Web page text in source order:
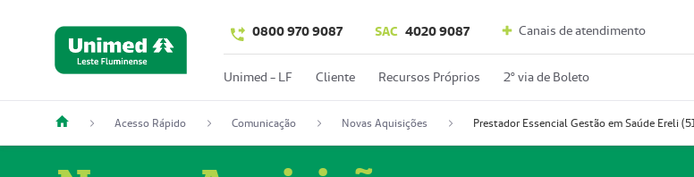
0800 970 9087 SAC 4020 9087 Canais de atendimento
Unimed - LF Cliente Recursos Próprios 2º via de Boleto
Acesso Rápido Comunicação Novas Aquisições